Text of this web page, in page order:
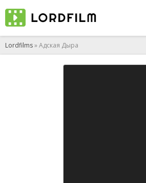
Lordfilms» Адская Дыра